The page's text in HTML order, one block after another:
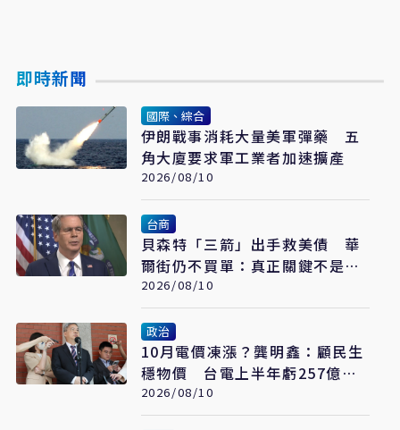
即時新聞
國際、綜合
伊朗戰事消耗大量美軍彈藥 五
角大廈要求軍工業者加速擴產
2026/08/10
台商
貝森特「三箭」出手救美債 華
爾街仍不買單：真正關鍵不是供
給 而是通膨
2026/08/10
政治
10月電價凍漲？龔明鑫：顧民生
穩物價 台電上半年虧257億、
政府研議撥補
2026/08/10